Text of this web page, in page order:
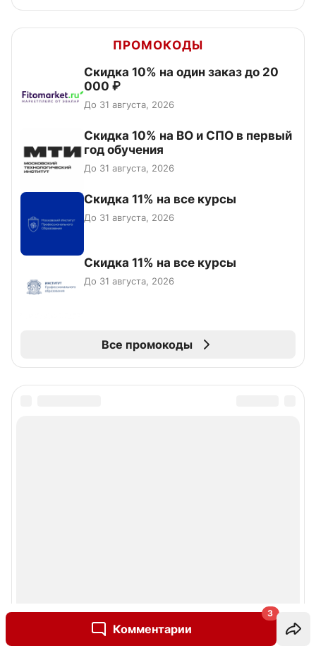
Комментарии
3
ПРОМОКОДЫ
Скидка 10% на один заказ до 20
000 ₽
До 31 августа, 2026
Скидка 10% на ВО и СПО в первый
год обучения
До 31 августа, 2026
Скидка 11% на все курсы
До 31 августа, 2026
Скидка 11% на все курсы
До 31 августа, 2026
Все промокоды